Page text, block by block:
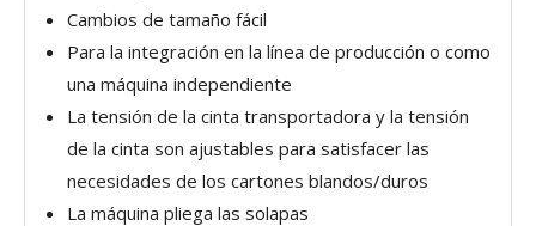
Cambios de tamaño fácil
Para la integración en la línea de producción o como
una máquina independiente
La tensión de la cinta transportadora y la tensión
de la cinta son ajustables para satisfacer las
necesidades de los cartones blandos/duros
La máquina pliega las solapas